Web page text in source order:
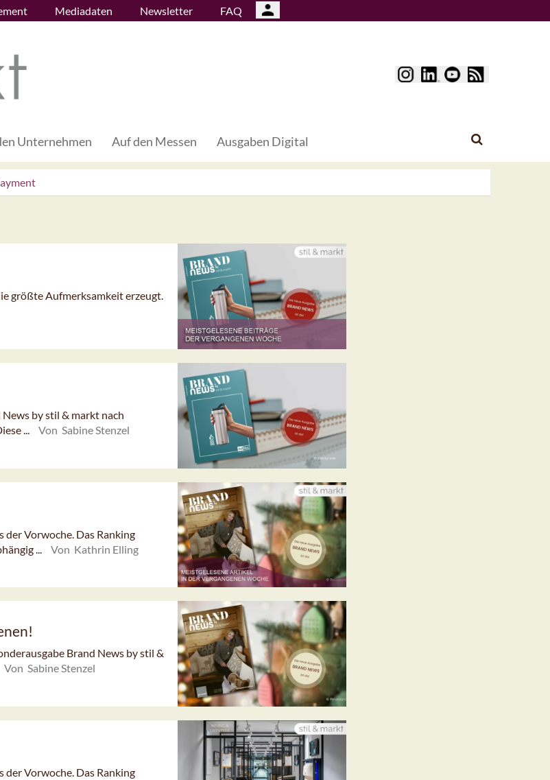
Mediadaten Newsletter FAQ
Unternehmen Auf den Messen Ausgaben Digital
größte Aufmerksamkeit erzeugt.
by stil & markt nach
...
Von Sabine Stenzel
Vorwoche. Das Ranking
...
Von Kathrin Elling
Brand News by stil &
Von Sabine Stenzel
Vorwoche. Das Ranking